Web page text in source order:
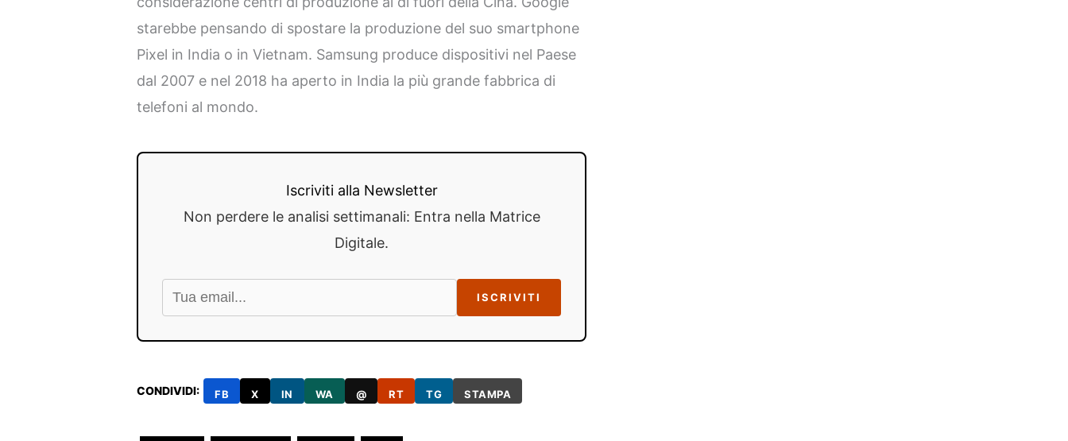
starebbe pensando di spostare la produzione del suo smartphone
Pixel in India o in Vietnam. Samsung produce dispositivi nel Paese
dal 2007 e nel 2018 ha aperto in India la più grande fabbrica di
telefoni al mondo.
Iscriviti alla Newsletter
Non perdere le analisi settimanali: Entra nella Matrice
Digitale.
ISCRIVITI
CONDIVIDI: FB X IN WA @ RT TG STAMPA